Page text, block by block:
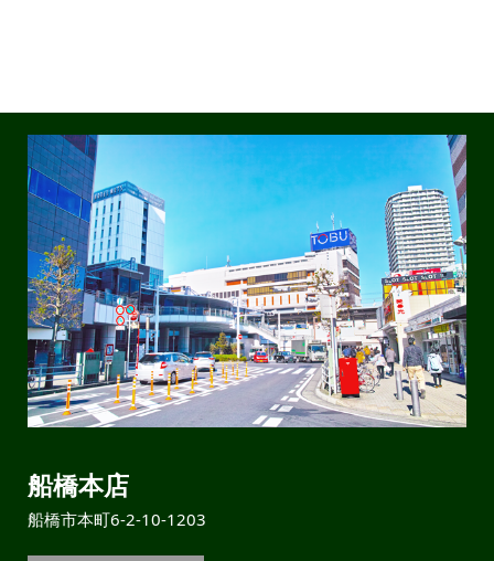
船橋本店
船橋市本町6-2-10-1203